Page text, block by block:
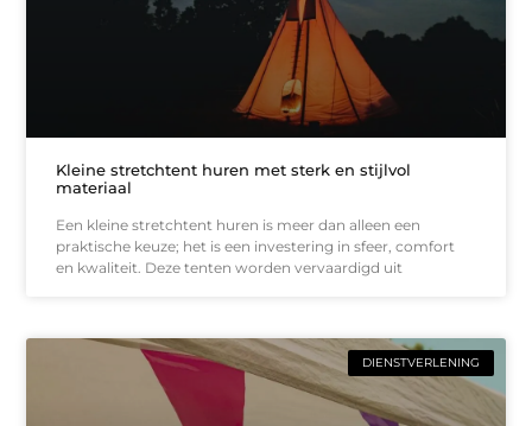
Kleine stretchtent huren met sterk en stijlvol
materiaal
Een kleine stretchtent huren is meer dan alleen een
praktische keuze; het is een investering in sfeer, comfort
en kwaliteit. Deze tenten worden vervaardigd uit
DIENSTVERLENING